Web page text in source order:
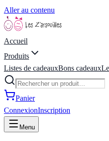
Aller au contenu
Accueil
Produits
Listes de cadeauxBons cadeaux
Panier
ConnexionInscription
Menu